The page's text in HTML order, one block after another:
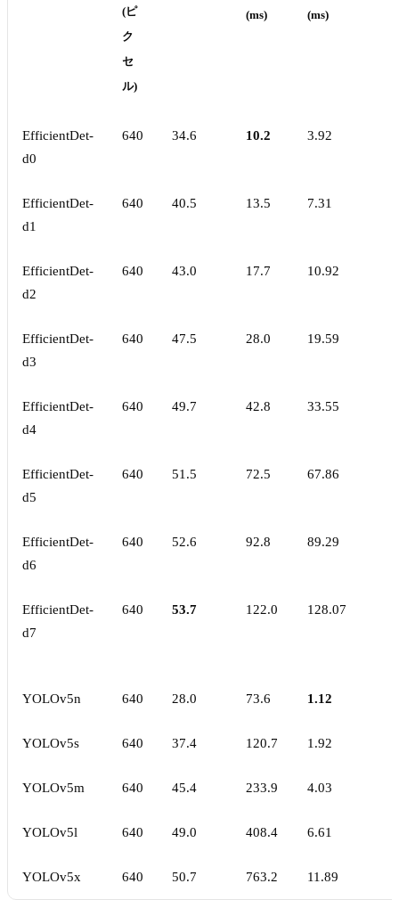
(ピ
ク
セ
ル)
(ms)
(ms)
EfficientDet-
d0
640 34.6 10.2 3.92
EfficientDet-
d1
640 40.5 13.5 7.31
EfficientDet-
d2
640 43.0 17.7 10.92
EfficientDet-
d3
640 47.5 28.0 19.59
EfficientDet-
d4
640 49.7 42.8 33.55
EfficientDet-
d5
640 51.5 72.5 67.86
EfficientDet-
d6
640 52.6 92.8 89.29
EfficientDet-
d7
640 53.7 122.0 128.07
YOLOv5n 640 28.0 73.6 1.12
YOLOv5s 640 37.4 120.7 1.92
YOLOv5m 640 45.4 233.9 4.03
YOLOv5l 640 49.0 408.4 6.61
YOLOv5x 640 50.7 763.2 11.89